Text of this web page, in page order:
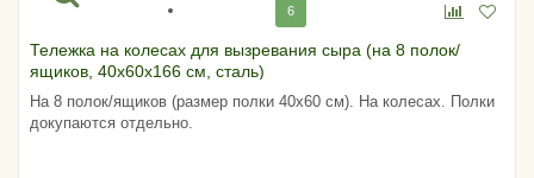
6
Тележка на колесах для вызревания сыра (на 8 полок/
ящиков, 40х60х166 см, сталь)
На 8 полок/ящиков (размер полки 40х60 см). На колесах. Полки
докупаются отдельно.